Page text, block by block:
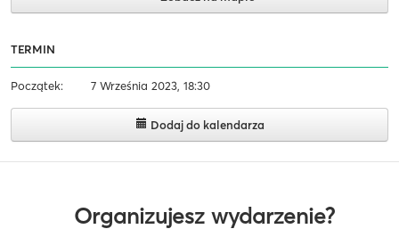
TERMIN
Początek: 7 Września 2023, 18:30
Dodaj do kalendarza
Organizujesz wydarzenie?